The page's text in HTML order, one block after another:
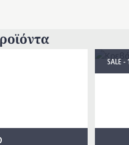
SALE -